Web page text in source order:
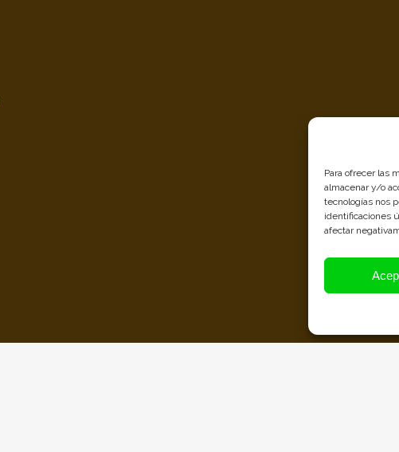
Para ofrecer las
almacenar y/o
tecnologías nos
identificaciones
afectar